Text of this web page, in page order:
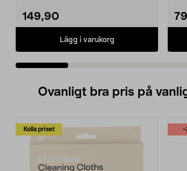
149,90
Lägg i varukorg
Ovanligt bra pris på
Kolla priset -